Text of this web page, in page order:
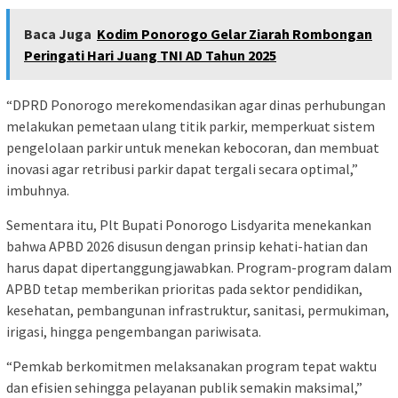
Baca Juga Kodim Ponorogo Gelar Ziarah Rombongan
Peringati Hari Juang TNI AD Tahun 2025
“DPRD Ponorogo merekomendasikan agar dinas perhubungan
melakukan pemetaan ulang titik parkir, memperkuat sistem
pengelolaan parkir untuk menekan kebocoran, dan membuat
inovasi agar retribusi parkir dapat tergali secara optimal,”
imbuhnya.
Sementara itu, Plt Bupati Ponorogo Lisdyarita menekankan
bahwa APBD 2026 disusun dengan prinsip kehati-hatian dan
harus dapat dipertanggungjawabkan. Program-program dalam
APBD tetap memberikan prioritas pada sektor pendidikan,
kesehatan, pembangunan infrastruktur, sanitasi, permukiman,
irigasi, hingga pengembangan pariwisata.
“Pemkab berkomitmen melaksanakan program tepat waktu
dan efisien sehingga pelayanan publik semakin maksimal,”